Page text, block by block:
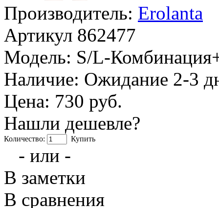
Производитель: Erolanta
Артикул 862477
Модель: S/L-
Наличие: Ожидание 2-3
Цена: 730 руб.
Нашли дешевле?
Количество: Купить
- или -
В заметки
В сравнения